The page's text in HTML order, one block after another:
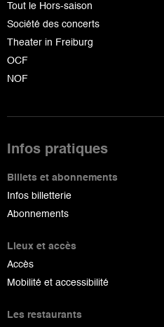
Tout le Hors-saison
Société des concerts
Theater in Freiburg
OCF
NOF
Infos pratiques
Billets et abonnements
Infos billetterie
Abonnements
Lieux et accès
Accès
Mobilité et accessibilité
Les restaurants